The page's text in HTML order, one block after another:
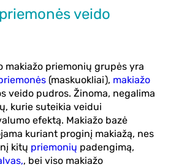
veido
makiažo priemonių grupės yra
(maskuokliai), makiažo
veido pudros. Žinoma, negalima
kurie suteikia veidui
efektą. Makiažo bazė
kuriant proginį makiažą, nes
kitų priemonių padengimą,
, bei viso makiažo